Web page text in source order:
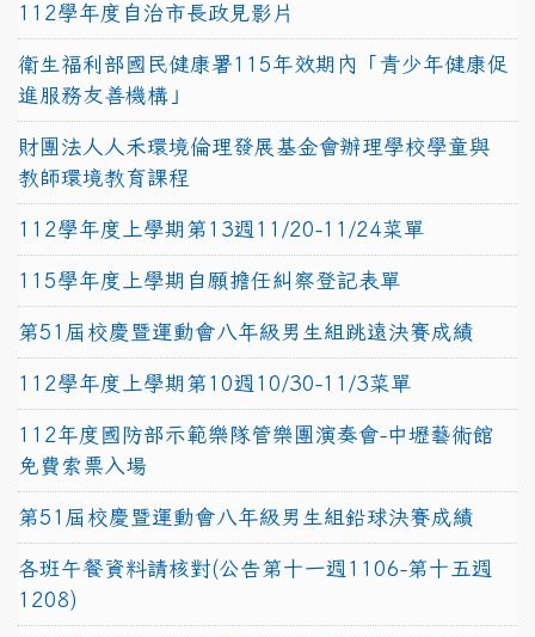
112學年度自治市長政見影片
衛生福利部國民健康署115年效期內「青少年健康促
進服務友善機構」
財團法人人禾環境倫理發展基金會辦理學校學童與
教師環境教育課程
112學年度上學期第13週11/20-11/24菜單
115學年度上學期自願擔任糾察登記表單
第51屆校慶暨運動會八年級男生組跳遠決賽成績
112學年度上學期第10週10/30-11/3菜單
112年度國防部示範樂隊管樂團演奏會-中壢藝術館
免費索票入場
第51屆校慶暨運動會八年級男生組鉛球決賽成績
各班午餐資料請核對(公告第十一週1106-第十五週
1208)